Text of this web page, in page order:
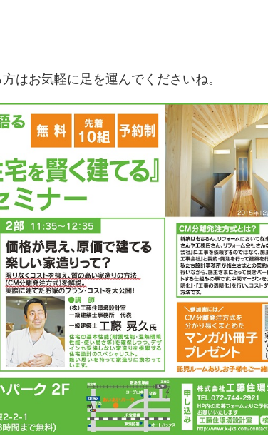
はお気軽に足を運んでくださいね。